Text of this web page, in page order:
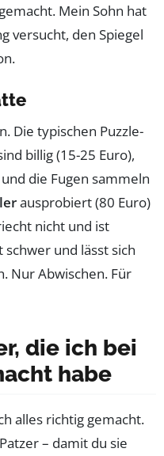
Mein Sohn hat
versucht, den Spiegel
Die typischen Puzzle-
billig (15-25 Euro),
die Fugen sammeln
ausprobiert (80 Euro)
nicht und ist
und lässt sich
Nur Abwischen. Für
die ich bei
habe
alles richtig gemacht.
– damit du sie